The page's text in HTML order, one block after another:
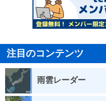
注目のコンテンツ
雨雲レーダー